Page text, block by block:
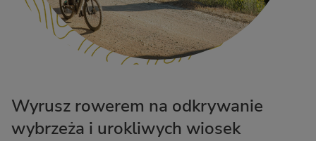
Wyrusz rowerem na odkrywanie
wybrzeża i urokliwych wiosek